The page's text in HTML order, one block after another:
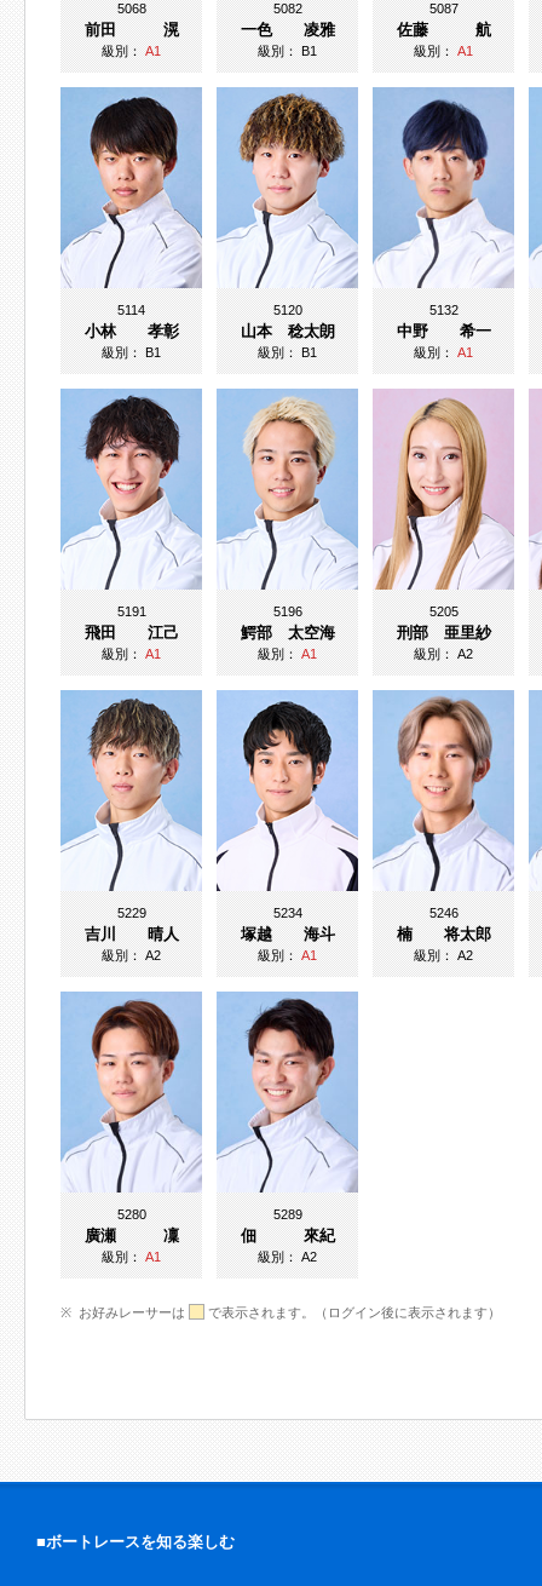
5068
前田 滉
級別：A1
5082
一色 凌雅
級別：B1
5087
佐藤 航
級別：A1
5114
小林 孝彰
級別：B1
5120
山本 稔太朗
級別：B1
5132
中野 希一
級別：A1
5191
飛田 江己
級別：A1
5196
鰐部 太空海
級別：A1
5205
刑部 亜里紗
級別：A2
5229
吉川 晴人
級別：A2
5234
塚越 海斗
級別：A1
5246
楠 将太郎
級別：A2
5280
廣瀬 凜
級別：A1
5289
佃 來紀
級別：A2
お好みレーサーは で表示されます。（ログイン後に表示されます）
■ボートレースを知る楽しむ